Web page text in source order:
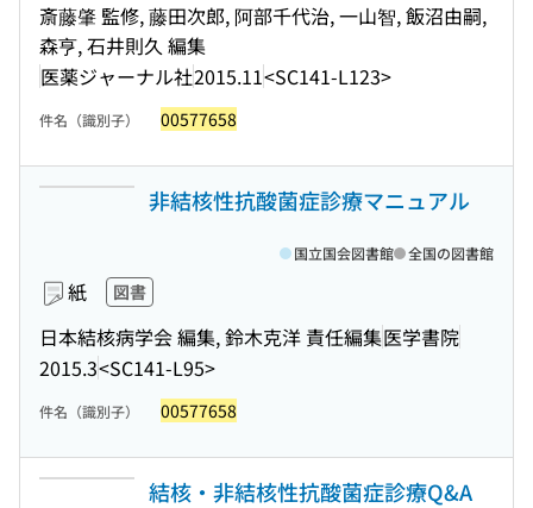
斎藤肇 監修, 藤田次郎, 阿部千代治, 一山智, 飯沼由嗣,
森亨, 石井則久 編集
医薬ジャーナル社2015.11<SC141-L123>
件名（識別子） 00577658
非結核性抗酸菌症診療マニュアル
紙 図書
日本結核病学会 編集, 鈴木克洋 責任編集医学書院
2015.3<SC141-L95>
国立国会図書館 全国の図書館
件名（識別子） 00577658
結核・非結核性抗酸菌症診療Q&A